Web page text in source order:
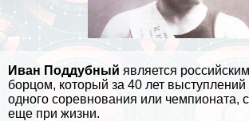
Иван Поддубный является
борцом, который за 40 лет выступлений
одного соревнования или чемпионата,
еще при жизни.